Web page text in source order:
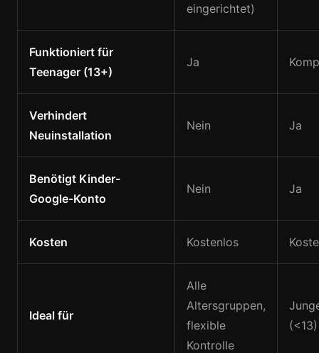
eingerichtet)
Funktioniert für
Teenager (13+)
Ja
Verhindert
Neuinstallation
Nein Ja
Benötigt Kinder-
Google-Konto
Nein Ja
Kosten Kostenlos
Ideal für
Alle
Altersgruppen,
flexible
Kontrolle
(<13)